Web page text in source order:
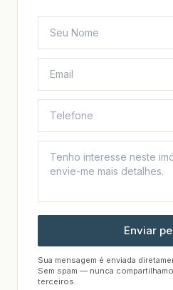
Enviar
Sua mensagem é enviada
Sem spam — nunca
terceiros.